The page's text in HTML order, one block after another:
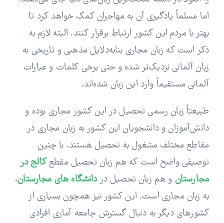
اما مسلماً یادگیری آن به مهاجران کمک خواهد کرد تا
بهتر با مردم این کشور ارتباط برقرار کنند. البته لازم به
ذکر است که زبان مجاری بنابه‌دلایل مذهبی و تاریخی به
زبان آلمانی نزدیک‌تر شده و حتی برخی کلمات و عبارات
آلمانی مستقیماً وارد این زبان شده‌اند.
طبیعتاً زبان رسمی تحصیل در این کشور مجاری بوده و
دانش‌آموزان و دانشجویان این کشور به زبان مجاری در
مقاطع مختلف مشغول به تحصیل هستند. با چنین
توصیفی واضح است که هم زبان تحصیل مقطعکالج در
مجارستان و هم زبان تحصیل دردانشگاه های مجارستان،
به زبان مجاری است. این کشور نیز همچون بسیاری از
کشورهای دیگر به دنبال گسترش جامعه آماری افرادی